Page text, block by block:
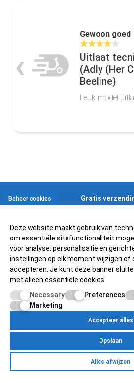
Gewoon goed
★★★★★
Uitlaat
(Adly (Her
Beeline)
Leuk model
‹
Gratis
Klantenservice
Zelfservice
Retourneren
Inloggen bij account
Betaalmogelijkheden
Populaire scooters
Piaggio Zip 4t
SYM Fiddle 3
Over ons
Status bestelling
Mijnscooteronderdelen.nl
Egersundweg 11E
9723JM Groningen
ZelfserviceOver OnsContactKlantenservice
Beheer cookies
Deze website maakt gebruik van
om essentiële sitefunctionaliteit
voor analyse, personalisatie en
instellingen op elk moment wijzigen of
accepteren. Je kunt deze banner
met alleen essentiële cookies.
Necessary
Preferences
Marketing
Accepteer alles
Opslaan
Alles afwijzen